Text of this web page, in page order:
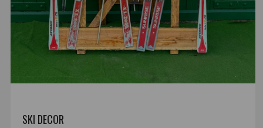
SKI DECOR